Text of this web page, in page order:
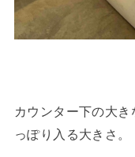
カウンター下の大
っぽり入る大きさ。